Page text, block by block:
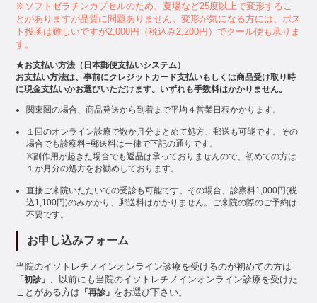
※ソフトゼラチンカプセルのため、夏場など25度以上で変形するこ
とがありますが品質に問題ありません。変形が気になる方には、ポス
ト投函は難しいですが2,000円（税込み2,200円）でクール便も承りま
す。
★お支払い方法（日本郵便支払いシステム）
お支払い方法は、事前にクレジットカード支払いもしくは商品受け取り時
に現金支払いかお選びいただけます。いずれも手数料はかかりません。
関東圏の場合、商品発送から到着まで平均４営業日程かかります。
１回のオンライン診療で数か月分まとめて処方、郵送も可能です。その
場合でも診察料+郵送料は一律で下記の通りです。
※副作用が起きた場合でも返品は承っておりませんので、初めての方は
１か月分の処方をお勧めしております。
直接ご来院いただいての受診も可能です。その場合、診察料1,000円(税
込1,100円)のみかかり、郵送料はかかりません。ご来院の際のご予約は
不要です。
お申し込みフォーム
当院のイソトレチノインオンライン診療を受けるのが初めての方は
「初診」 、以前にも当院のイソトレチノインオンライン診療を受けた
ことがある方は 「再診」 をお選び下さい。